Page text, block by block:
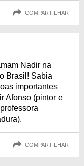
COMPARTILHAR
Nadir na
Brasil! Sabia
importantes
Afonso (pintor e
COMPARTILHAR